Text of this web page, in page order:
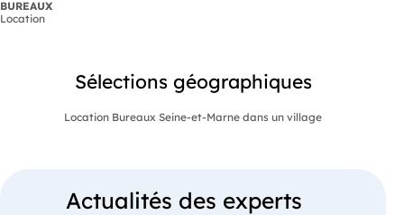
BUREAUX
Location
Sélections géographiques
Location Bureaux Seine-et-Marne dans un village
Actualités des experts